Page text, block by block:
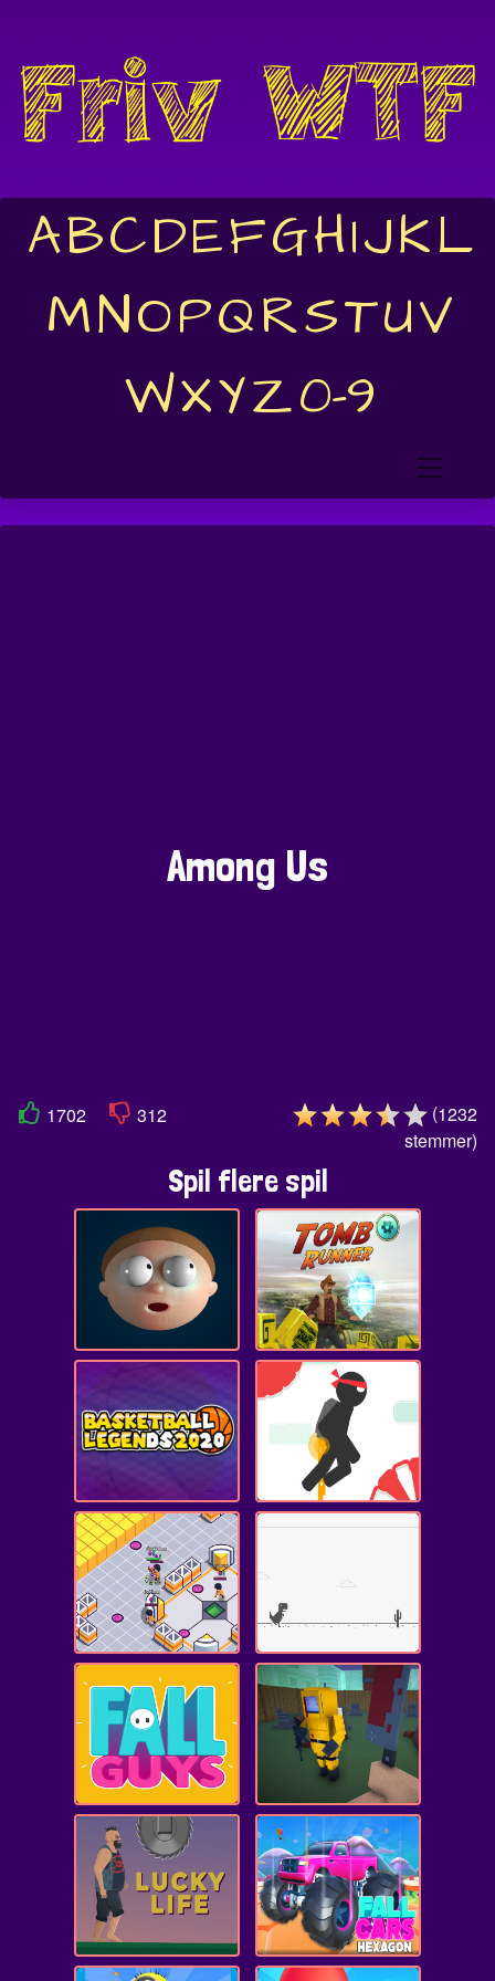
ABCDEFGHIJKL
MNOPQRSTUV
WXYZ0-9
Among Us
1702 312 (1232
stemmer)
Spil flere spil